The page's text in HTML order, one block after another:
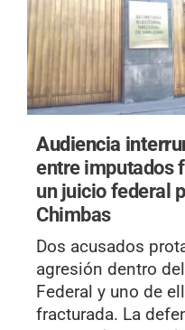
Audiencia
entre imputados
un juicio federal
Chimbas
Dos acusados
agresión dentro
Federal y uno de
fracturada. La